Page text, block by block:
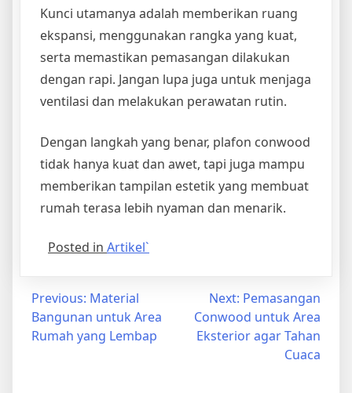
Kunci utamanya adalah memberikan ruang
ekspansi, menggunakan rangka yang kuat,
serta memastikan pemasangan dilakukan
dengan rapi. Jangan lupa juga untuk menjaga
ventilasi dan melakukan perawatan rutin.
Dengan langkah yang benar, plafon conwood
tidak hanya kuat dan awet, tapi juga mampu
memberikan tampilan estetik yang membuat
rumah terasa lebih nyaman dan menarik.
Posted in Artikel`
Post
navigation
Previous: Material
Bangunan untuk Area
Rumah yang Lembap
Next: Pemasangan
Conwood untuk Area
Eksterior agar Tahan
Cuaca